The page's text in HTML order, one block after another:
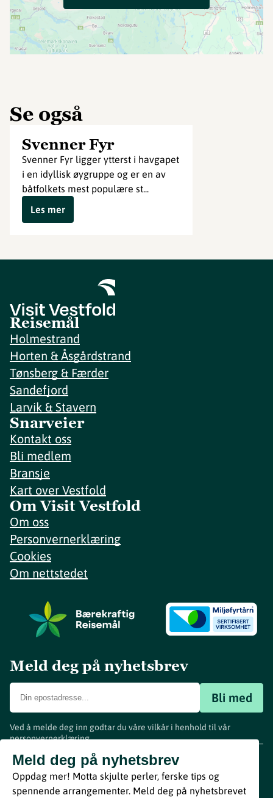
Se også
Svenner Fyr
Svenner Fyr ligger ytterst i havgapet
i en idyllisk øygruppe og er en av
båtfolkets mest populære st...
Les mer
Reisemål
Holmestrand
Horten & Åsgårdstrand
Tønsberg & Færder
Sandefjord
Larvik & Stavern
Snarveier
Kontakt oss
Bli medlem
Bransje
Kart over Vestfold
Om Visit Vestfold
Om oss
Personvernerklæring
Cookies
Om nettstedet
Meld deg på nyhetsbrev
Bli med
Ved å melde deg inn godtar du våre vilkår i henhold til vår
personvernerklæring.
Meld deg på nyhetsbrev
Oppdag mer! Motta skjulte perler, ferske tips og
spennende arrangementer. Meld deg på nyhetsbrevet
www.visitvestfold.com
Turistinformasjon
Vestfold Fylkeskommune